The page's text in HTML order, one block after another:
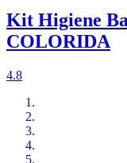
Kit Higiene
COLORIDA
4.8